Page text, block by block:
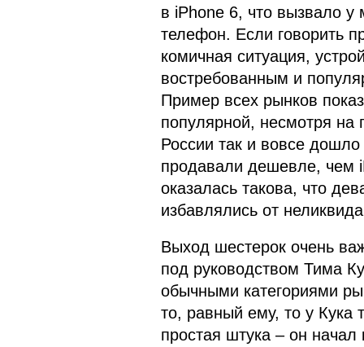
в iPhone 6, что вызвало
телефон. Если говорить
комичная ситуация,
востребованным и
Пример всех рынков
популярной, несмотря
России так и вовсе
продавали дешевле, чем
оказалась такова, что
избавлялись от
Выход шестерок очень
под руководством Тима
обычными категориями
то, равный ему, то у Кука
простая штука – он начал